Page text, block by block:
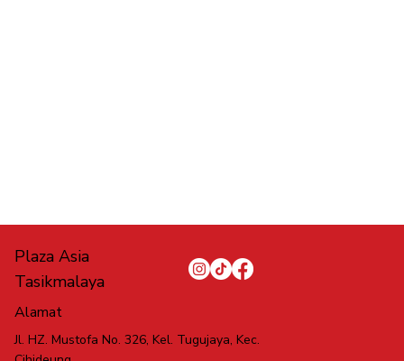
Jl. HZ. Mustofa No. 326, Kel. Tugujaya, Kec.
Alamat
Plaza Asia
Tasikmalaya